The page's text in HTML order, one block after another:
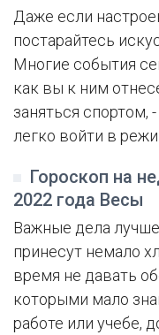
Даже если
постарайтесь
Многие события
как вы к ним
заняться спортом,
легко войти в
Гороскоп на
2022 года Весы
Важные дела
принесут немало
время не давать
которыми мало
работе или учебе,